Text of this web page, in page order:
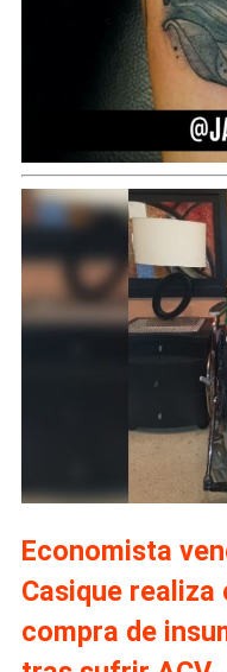
Economista
Casique
compra de